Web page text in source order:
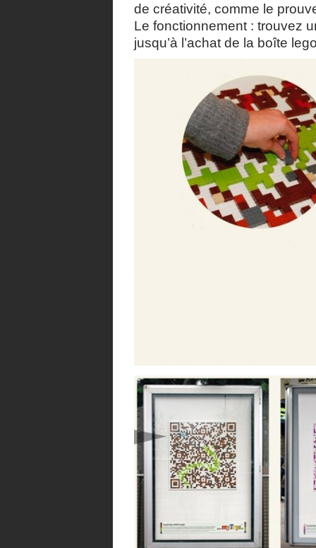
de créativité, comme le
Le fonctionnement : trouvez
jusqu’à l’achat de la boîte